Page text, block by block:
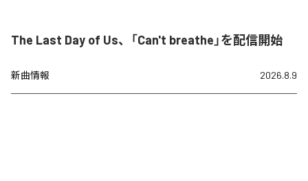
The Last Day of Us、「Can't breathe」を配信開始
新曲情報 2026.8.9